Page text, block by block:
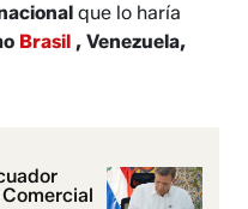
que lo haría
Brasil , Venezuela,